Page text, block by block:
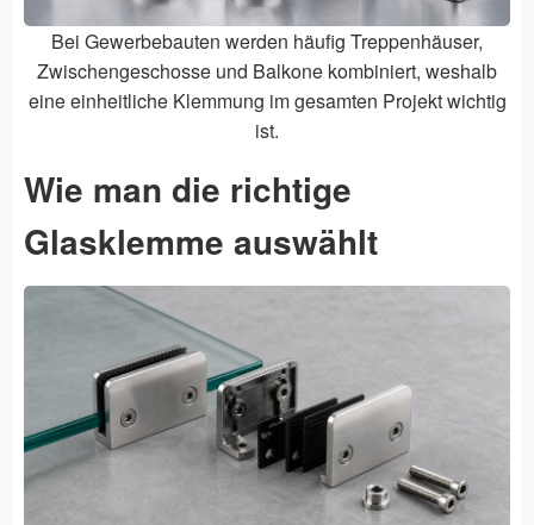
Bei Gewerbebauten werden häufig Treppenhäuser,
Zwischengeschosse und Balkone kombiniert, weshalb
eine einheitliche Klemmung im gesamten Projekt wichtig
ist.
Wie man die richtige
Glasklemme auswählt